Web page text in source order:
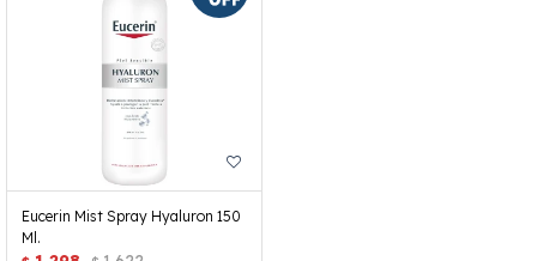
Eucerin Mist Spray Hyaluron 150
Ml.